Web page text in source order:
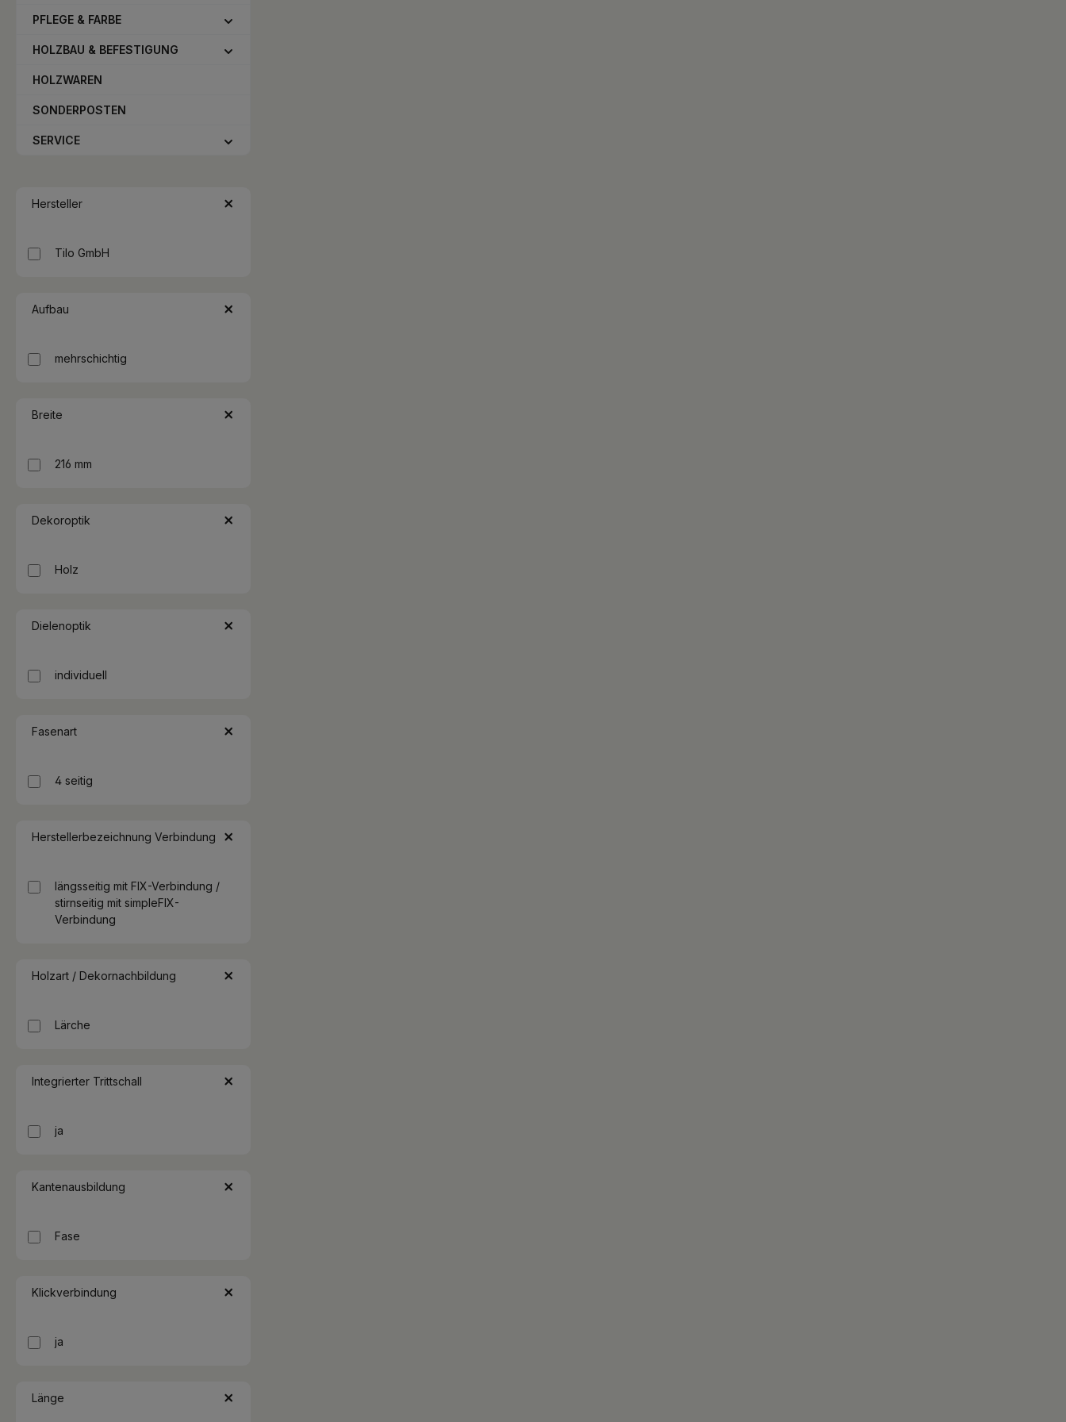
PFLEGE & FARBE
HOLZBAU & BEFESTIGUNG
HOLZWAREN
SONDERPOSTEN
SERVICE
Hersteller
Tilo GmbH
Aufbau
mehrschichtig
Breite
216 mm
Dekoroptik
Holz
Dielenoptik
individuell
Fasenart
4 seitig
Herstellerbezeichnung Verbindung
längsseitig mit FIX-Verbindung /
stirnseitig mit simpleFIX-
Verbindung
Holzart / Dekornachbildung
Lärche
Integrierter Trittschall
ja
Kantenausbildung
Fase
Klickverbindung
ja
Länge